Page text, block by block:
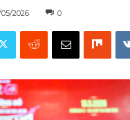
05/2026 0